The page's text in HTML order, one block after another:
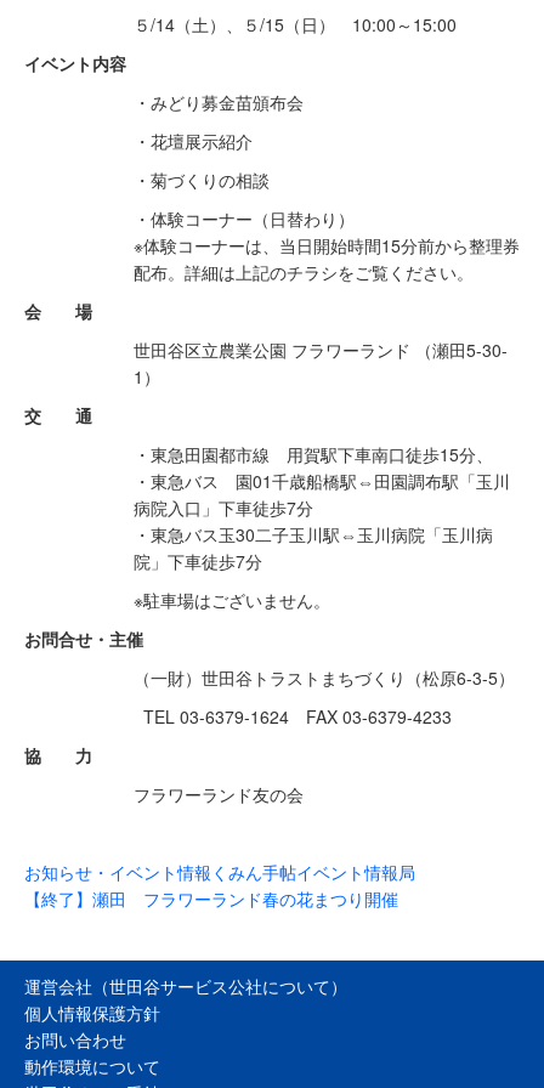
５/14（土）、５/15（日） 10:00～15:00
イベント内容
・みどり募金苗頒布会
・花壇展示紹介
・菊づくりの相談
・体験コーナー（日替わり）
※体験コーナーは、当日開始時間15分前から整理券
配布。詳細は上記のチラシをご覧ください。
会 場
世田谷区立農業公園 フラワーランド （瀬田5-30-
1）
交 通
・東急田園都市線 用賀駅下車南口徒歩15分、
・東急バス 園01千歳船橋駅⇔田園調布駅「玉川
病院入口」下車徒歩7分
・東急バス玉30二子玉川駅⇔玉川病院「玉川病
院」下車徒歩7分
※駐車場はございません。
お問合せ・主催
（一財）世田谷トラストまちづくり（松原6-3-5）
TEL 03-6379-1624 FAX 03-6379-4233
協 力
フラワーランド友の会
お知らせ・イベント情報 くみん手帖イベント情報局
【終了】瀬田 フラワーランド春の花まつり開催
運営会社（世田谷サービス公社について）
個人情報保護方針
お問い合わせ
動作環境について